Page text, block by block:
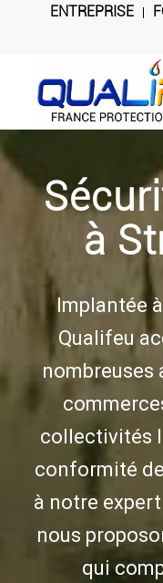
ENTREPRISE
à
Implantée
Qualifeu
nombreuses
collectivités
conformité
à notre
nous
qui